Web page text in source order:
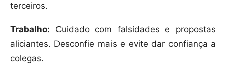
terceiros.
Trabalho: Cuidado com falsidades e propostas
aliciantes. Desconfie mais e evite dar confiança a
colegas.